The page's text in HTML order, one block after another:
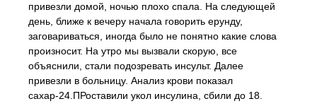
привезли домой, ночью плохо спала. На следующей
день, ближе к вечеру начала говорить ерунду,
заговариваться, иногда было не понятно какие слова
произносит. На утро мы вызвали скорую, все
объяснили, стали подозревать инсульт. Далее
привезли в больницу. Анализ крови показал
сахар-24.ПРоставили укол инсулина, сбили до 18.